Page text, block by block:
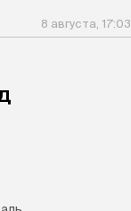
8 августа, 17:03